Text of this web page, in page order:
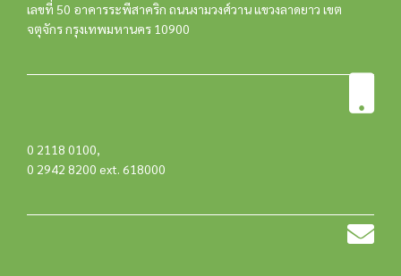
เลขที่ 50 อาคารระพีสาคริก ถนนงามวงศ์วาน แขวงลาดยาว เขต
จตุจักร กรุงเทพมหานคร 10900
0 2118 0100,
0 2942 8200 ext. 618000